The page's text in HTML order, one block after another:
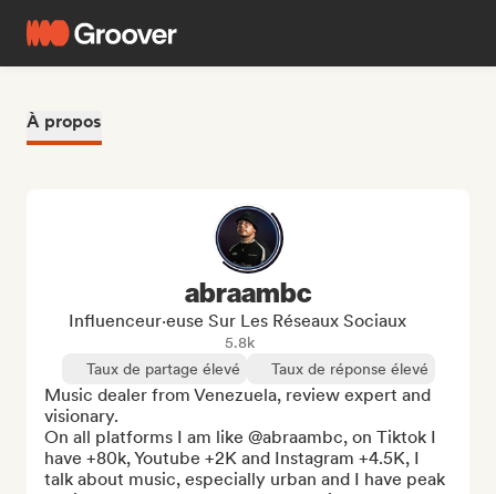
À propos
abraambc
Influenceur·euse Sur Les Réseaux Sociaux
5.8k
Taux de partage élevé
Taux de réponse élevé
Music dealer from Venezuela, review expert and
visionary.
On all platforms I am like @abraambc, on Tiktok I
have +80k, Youtube +2K and Instagram +4.5K, I
talk about music, especially urban and I have peak